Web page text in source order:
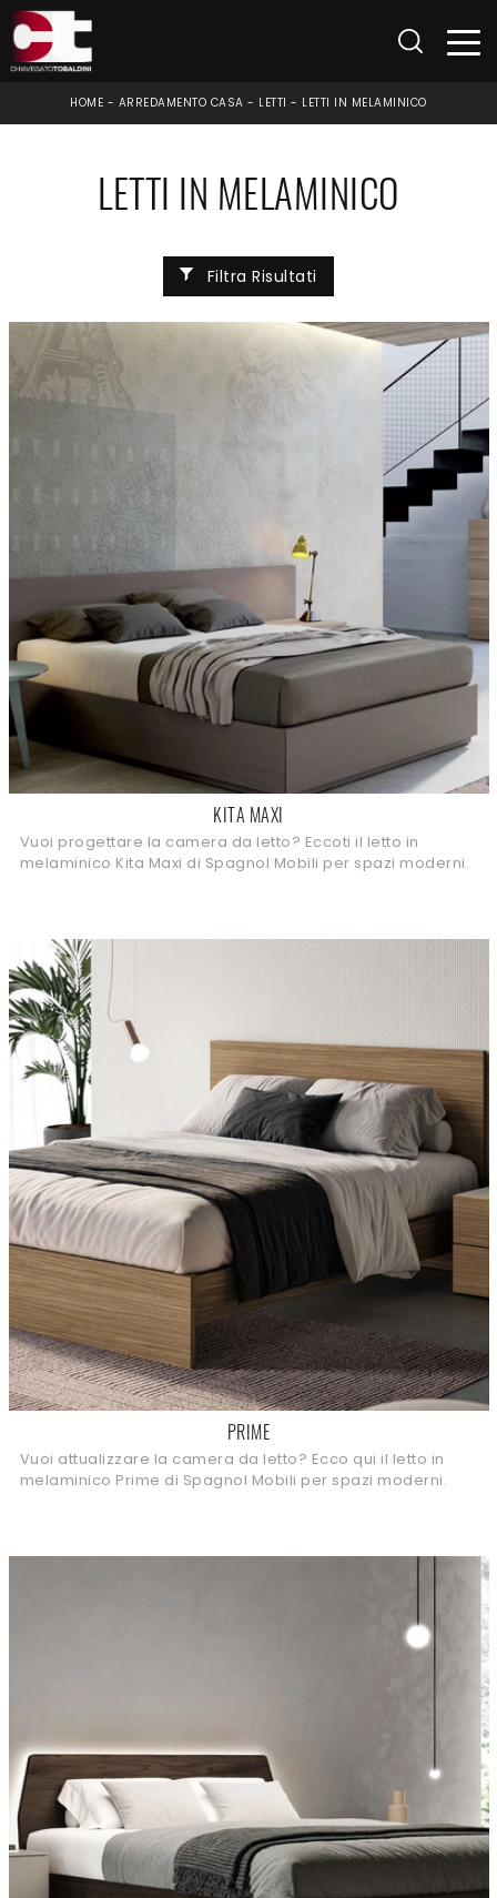
HOME - ARREDAMENTO CASA - LETTI - LETTI IN MELAMINICO
LETTI IN MELAMINICO
Filtra Risultati
KITA MAXI
Vuoi progettare la camera da letto? Eccoti il letto in
melaminico Kita Maxi di Spagnol Mobili per spazi moderni.
PRIME
Vuoi attualizzare la camera da letto? Ecco qui il letto in
melaminico Prime di Spagnol Mobili per spazi moderni.